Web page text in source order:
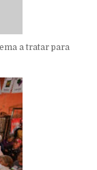
a tratar para